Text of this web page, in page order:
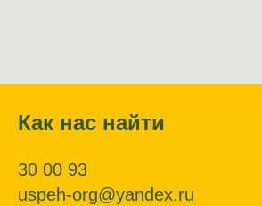
Как нас найти
30 00 93
uspeh-org@yandex.ru